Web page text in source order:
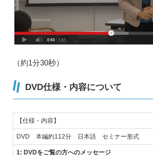
（約1分30秒）
DVD仕様・内容について
【仕様・内容】
DVD 本編約112分 日本語 セミナー形式
1: DVDをご覧の方へのメッセージ